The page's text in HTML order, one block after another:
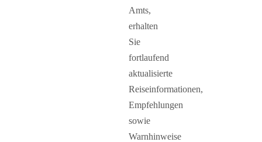
Amts,
erhalten
Sie
fortlaufend
aktualisierte
Reiseinformationen,
Empfehlungen
sowie
Warnhinweise